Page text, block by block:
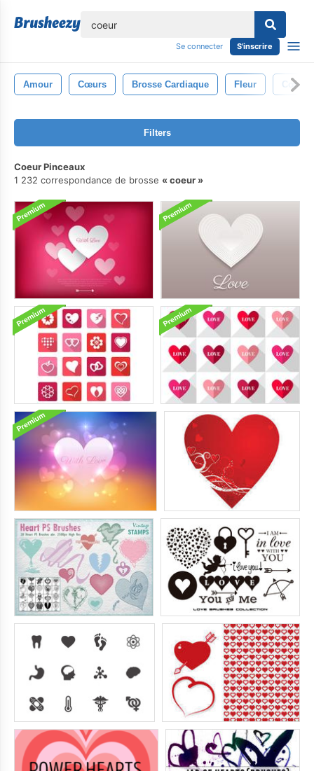
Se connecter S'inscrire
Amour Cœurs Brosse Cardiaque Fleur Cœur
Filters
Coeur Pinceaux
1 232 correspondance de brosse
coeur